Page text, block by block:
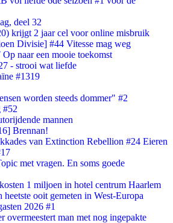
deel 32
krijgt 2 jaar cel voor online misbruik
Divisie] #44 Vitesse mag weg
naar een mooie toekomst
- strooi wat liefde
#1319
worden steeds dommer" #2
#52
mannen
Brennan!
van Extinction Rebellion #24 Eieren
met vragen. En soms goede
1 miljoen in hotel centrum Haarlem
heetste ooit gemeten in West-Europa
2026 #1
overmeestert man met nog ingepakte